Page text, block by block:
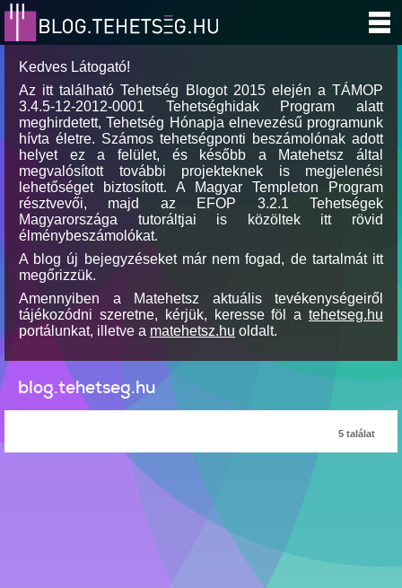
Kedves Látogató!
Az itt található Tehetség Blogot 2015 elején a TÁMOP
3.4.5-12-2012-0001 Tehetséghidak Program alatt
meghirdetett, Tehetség Hónapja elnevezésű programunk
hívta életre. Számos tehetségponti beszámolónak adott
helyet ez a felület, és később a Matehetsz által
megvalósított további projekteknek is megjelenési
lehetőséget biztosított. A Magyar Templeton Program
résztvevői, majd az EFOP 3.2.1 Tehetségek
Magyarországa tutoráltjai is közöltek itt rövid
élménybeszámolókat.
A blog új bejegyzéseket már nem fogad, de tartalmát itt
megőrizzük.
Amennyiben a Matehetsz aktuális tevékenységeiről
tájékozódni szeretne, kérjük, keresse föl a tehetseg.hu
portálunkat, illetve a matehetsz.hu oldalt.
blog.tehetseg.hu
5 találat